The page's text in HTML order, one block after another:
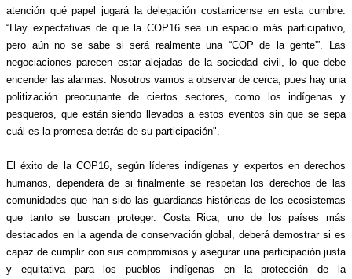
atención qué papel jugará la delegación costarricense en esta cumbre.
“Hay expectativas de que la COP16 sea un espacio más participativo,
pero aún no se sabe si será realmente una “COP de la gente'”. Las
negociaciones parecen estar alejadas de la sociedad civil, lo que debe
encender las alarmas. Nosotros vamos a observar de cerca, pues hay una
politización preocupante de ciertos sectores, como los indígenas y
pesqueros, que están siendo llevados a estos eventos sin que se sepa
cuál es la promesa detrás de su participación".
El éxito de la COP16, según líderes indígenas y expertos en derechos
humanos, dependerá de si finalmente se respetan los derechos de las
comunidades que han sido las guardianas históricas de los ecosistemas
que tanto se buscan proteger. Costa Rica, uno de los países más
destacados en la agenda de conservación global, deberá demostrar si es
capaz de cumplir con sus compromisos y asegurar una participación justa
y equitativa para los pueblos indígenas en la protección de la